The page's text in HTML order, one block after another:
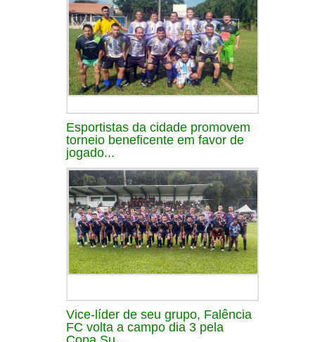
Esportistas da cidade promovem
torneio beneficente em favor de
jogado...
Vice-líder de seu grupo, Falência
FC volta a campo dia 3 pela